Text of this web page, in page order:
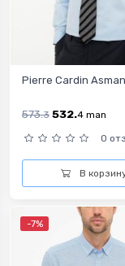
Pierre Cardin
573.3 532.4 man
0
В
-7%